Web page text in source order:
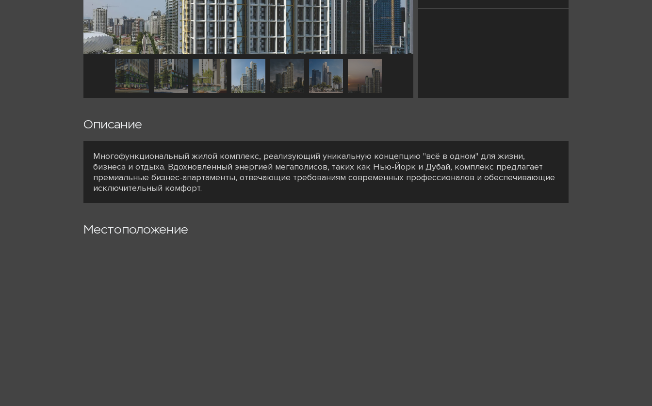
Описание
Многофункциональный жилой комплекс, реализующий уникальную концепцию "всё в одном" для жизни,
бизнеса и отдыха. Вдохновлённый энергией мегаполисов, таких как Нью-Йорк и Дубай, комплекс предлагает
премиальные бизнес-апартаменты, отвечающие требованиям современных профессионалов и обеспечивающие
исключительный комфорт.
Местоположение